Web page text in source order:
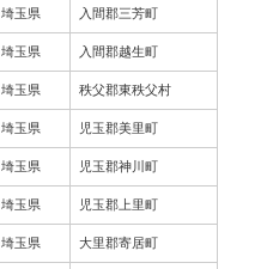
埼玉県 入間郡三芳町
埼玉県 入間郡越生町
埼玉県 秩父郡東秩父村
埼玉県 児玉郡美里町
埼玉県 児玉郡神川町
埼玉県 児玉郡上里町
埼玉県 大里郡寄居町